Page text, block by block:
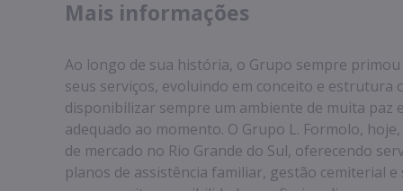
Mais informações
Ao longo de sua história, o Grupo sempre primou
seus serviços, evoluindo em conceito e estrutura
disponibilizar sempre um ambiente de muita paz
adequado ao momento. O Grupo L. Formolo,
de mercado no Rio Grande do Sul, oferecendo
planos de assistência familiar, gestão cemiterial e